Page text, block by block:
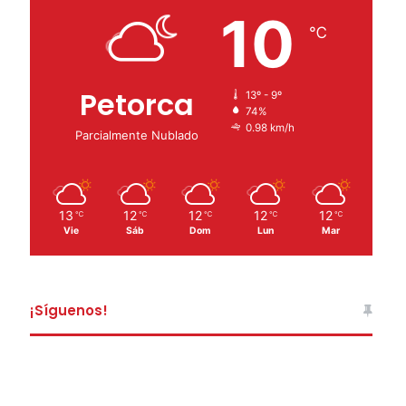
Petorca
Parcialmente Nublado
10 ℃
13º - 9º
74%
0.98 km/h
13 ℃
Vie
12 ℃
Sáb
12 ℃
Dom
12 ℃
Lun
12 ℃
Mar
¡Síguenos!